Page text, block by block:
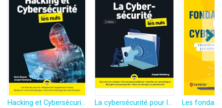
Hacking et Cybersécurité Mégapoche pour les Nuls
La cybersécurité pour les Nuls, 2ème édition: Livre d'informatique, Obtenir toutes les informations sur la cybersécurité, apprendre à protéger ses données sensibles sereinement et à éviter le hacking